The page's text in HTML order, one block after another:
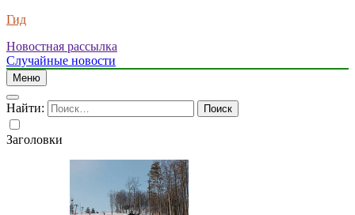
Гид
Новостная рассылка
Случайные новости
Меню
Найти:
Заголовки